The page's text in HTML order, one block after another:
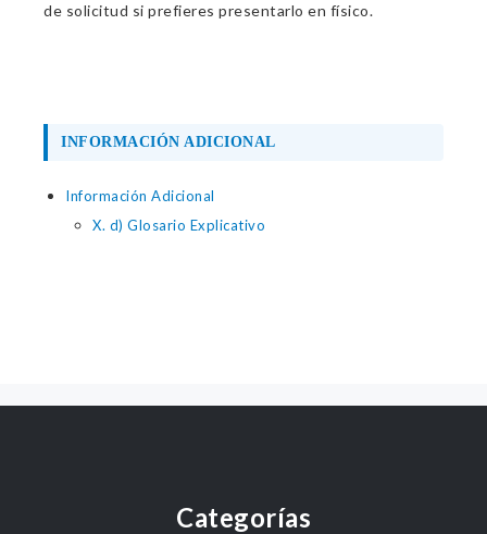
de solicitud si prefieres presentarlo en físico.
INFORMACIÓN ADICIONAL
Información Adicional
X. d) Glosario Explicativo
Categorías